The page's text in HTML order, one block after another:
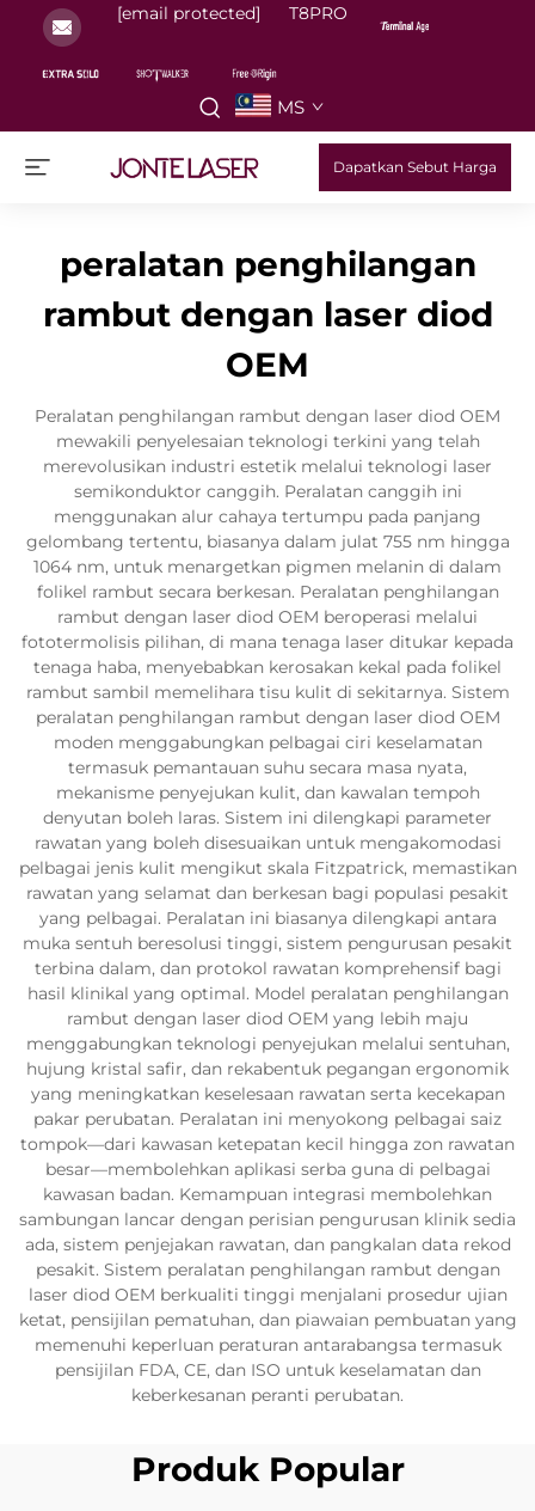
[email protected] T8PRO
MS
Dapatkan Sebut Harga
peralatan penghilangan
rambut dengan laser diod
OEM
Peralatan penghilangan rambut dengan laser diod OEM
mewakili penyelesaian teknologi terkini yang telah
merevolusikan industri estetik melalui teknologi laser
semikonduktor canggih. Peralatan canggih ini
menggunakan alur cahaya tertumpu pada panjang
gelombang tertentu, biasanya dalam julat 755 nm hingga
1064 nm, untuk menargetkan pigmen melanin di dalam
folikel rambut secara berkesan. Peralatan penghilangan
rambut dengan laser diod OEM beroperasi melalui
fototermolisis pilihan, di mana tenaga laser ditukar kepada
tenaga haba, menyebabkan kerosakan kekal pada folikel
rambut sambil memelihara tisu kulit di sekitarnya. Sistem
peralatan penghilangan rambut dengan laser diod OEM
moden menggabungkan pelbagai ciri keselamatan
termasuk pemantauan suhu secara masa nyata,
mekanisme penyejukan kulit, dan kawalan tempoh
denyutan boleh laras. Sistem ini dilengkapi parameter
rawatan yang boleh disesuaikan untuk mengakomodasi
pelbagai jenis kulit mengikut skala Fitzpatrick, memastikan
rawatan yang selamat dan berkesan bagi populasi pesakit
yang pelbagai. Peralatan ini biasanya dilengkapi antara
muka sentuh beresolusi tinggi, sistem pengurusan pesakit
terbina dalam, dan protokol rawatan komprehensif bagi
hasil klinikal yang optimal. Model peralatan penghilangan
rambut dengan laser diod OEM yang lebih maju
menggabungkan teknologi penyejukan melalui sentuhan,
hujung kristal safir, dan rekabentuk pegangan ergonomik
yang meningkatkan keselesaan rawatan serta kecekapan
pakar perubatan. Peralatan ini menyokong pelbagai saiz
tompok—dari kawasan ketepatan kecil hingga zon rawatan
besar—membolehkan aplikasi serba guna di pelbagai
kawasan badan. Kemampuan integrasi membolehkan
sambungan lancar dengan perisian pengurusan klinik sedia
ada, sistem penjejakan rawatan, dan pangkalan data rekod
pesakit. Sistem peralatan penghilangan rambut dengan
laser diod OEM berkualiti tinggi menjalani prosedur ujian
ketat, pensijilan pematuhan, dan piawaian pembuatan yang
memenuhi keperluan peraturan antarabangsa termasuk
pensijilan FDA, CE, dan ISO untuk keselamatan dan
keberkesanan peranti perubatan.
Produk Popular